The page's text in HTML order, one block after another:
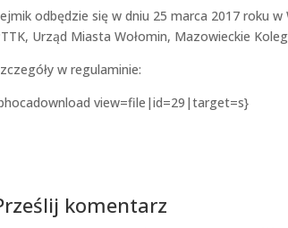
odbędzie się w dniu 25 marca 2017 roku
Urząd Miasta Wołomin, Mazowieckie
w regulaminie:
view=file|id=29|target=s}
komentarz